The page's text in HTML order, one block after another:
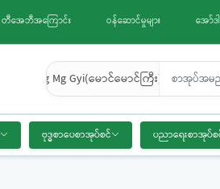
တီအေဘီအကြောင်း ဝန်ဆောင်မှုများ အော်ဒ
Mg Mg Gyi(မောင်မောင်ကြီး)
ဗုဒ္ဓစာပေစာအုပ်စင် ပညာရေးစာအုပ်စ